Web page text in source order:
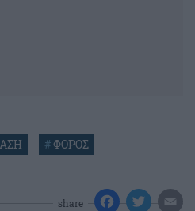
#ΦΟΡΟΣ
share